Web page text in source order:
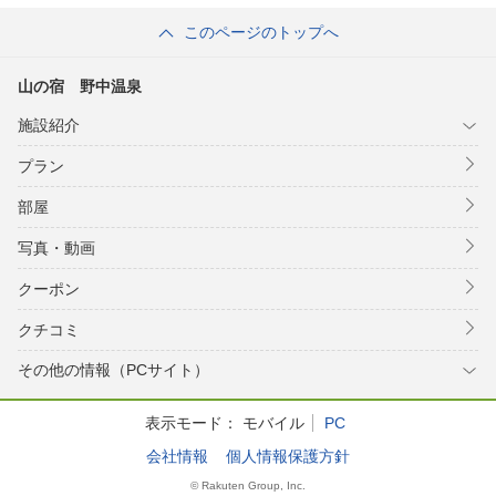
このページのトップへ
山の宿 野中温泉
施設紹介
プラン
部屋
写真・動画
クーポン
クチコミ
その他の情報（PCサイト）
表示モード： モバイル
PC
会社情報
個人情報保護方針
© Rakuten Group, Inc.